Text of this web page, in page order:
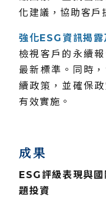
化建議，協助客戶
強化ESG資訊揭露
檢視客戶的永續
最新標準。同時
續政策，並確保
有效實施。
成果
ESG評級表現與
題投資